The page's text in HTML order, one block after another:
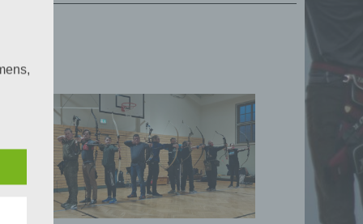
von